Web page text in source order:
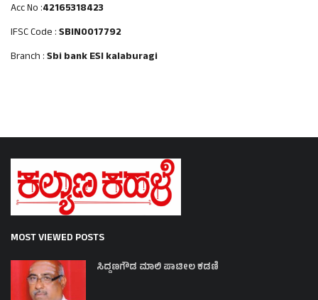
Acc No :42165318423
IFSC Code :SBIN0017792
Branch :Sbi bank ESI kalaburagi
MOST VIEWED POSTS
ಸಿದ್ದಣಗೌಡ ಮಾಲಿ ಪಾಟೀಲ ಕಡಣಿ